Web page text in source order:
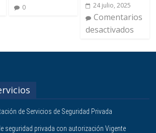
0
24 julio, 2025
Comentarios
desactivados
de Servicios de Seguridad Privada
seguridad privada con autorización Vigente